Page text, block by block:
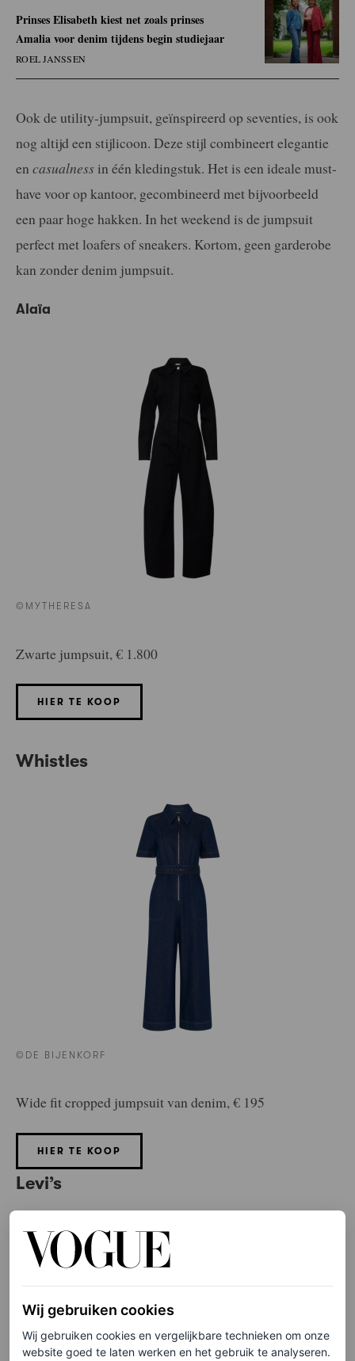
Prinses Elisabeth kiest net zoals prinses
Amalia voor denim tijdens begin studiejaar
ROEL JANSSEN
Ook de utility-jumpsuit, geïnspireerd op seventies, is ook
nog altijd een stijlicoon. Deze stijl combineert elegantie
en casualness in één kledingstuk. Het is een ideale must-
have voor op kantoor, gecombineerd met bijvoorbeeld
een paar hoge hakken. In het weekend is de jumpsuit
perfect met loafers of sneakers. Kortom, geen garderobe
kan zonder denim jumpsuit.
Alaïa
©MYTHERESA
Zwarte jumpsuit, € 1.800
HIER TE KOOP
Whistles
©DE BIJENKORF
Wide fit cropped jumpsuit van denim, € 195
HIER TE KOOP
Levi’s
Wij gebruiken cookies
Wij gebruiken cookies en vergelijkbare technieken om onze
website goed te laten werken en het gebruik te analyseren.